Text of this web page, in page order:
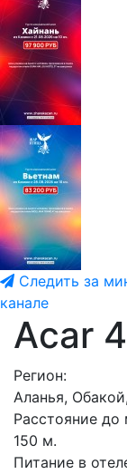
Следить за
канале
Acar
Регион:
Аланья,
Расстояние до
150 м.
Питание в